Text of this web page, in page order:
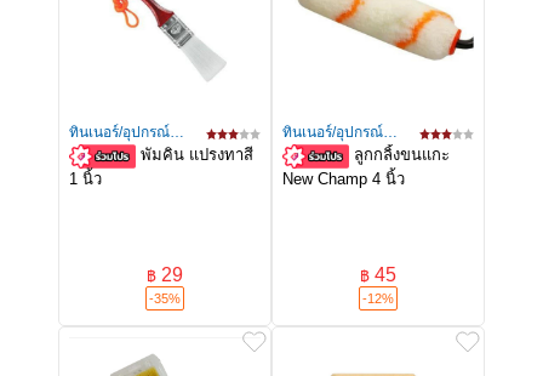
ทินเนอร์/อุปกรณ์
ทาสี
พัมคิน แปรงทาสี
1 นิ้ว
฿ 29
-35%
ทินเนอร์/อุปกรณ์
ทาสี
ลูกกลิ้งขนแกะ
New Champ 4 นิ้ว
฿ 45
-12%